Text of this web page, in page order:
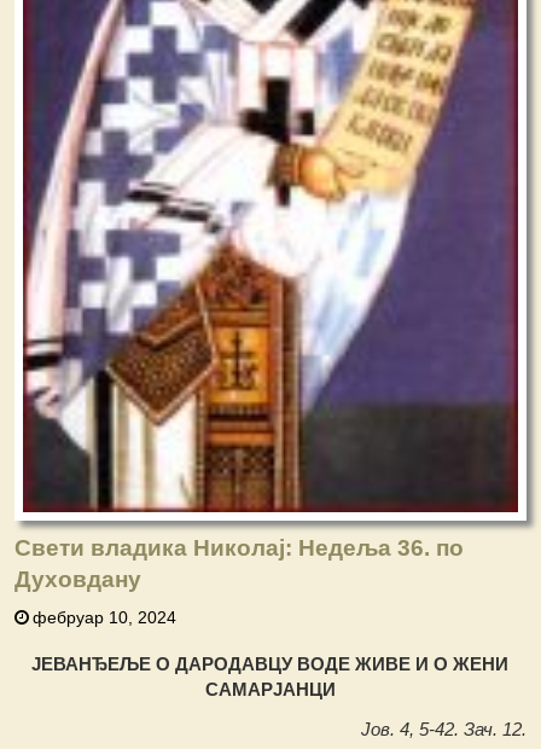
Свети владика Николај: Недеља 36. по
Духовдану
фебруар 10, 2024
ЈЕВАНЂЕЉЕ О ДАРОДАВЦУ ВОДЕ ЖИВЕ И О ЖЕНИ
САМАРЈАНЦИ
Јов. 4, 5-42. Зач. 12.